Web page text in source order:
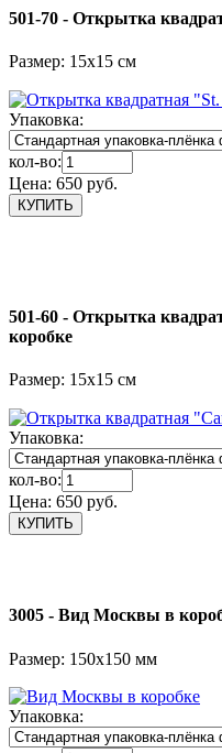
501-70 - Открытка
Размер: 15х15 см
Упаковка:
кол-во:
Цена: 650 руб.
501-60 - Открытка
коробке
Размер: 15х15 см
Упаковка:
кол-во:
Цена: 650 руб.
3005 - Вид Москвы в
Размер: 150х150 мм
Упаковка: